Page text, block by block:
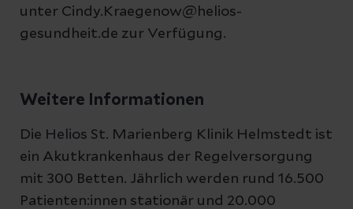
unter Cindy.Kraegenow@helios-
gesundheit.de zur Verfügung.
Weitere Informationen
Die Helios St. Marienberg Klinik Helmstedt ist
ein Akutkrankenhaus der Regelversorgung
mit 300 Betten. Jährlich werden rund 16.500
Patienten:innen stationär und 20.000